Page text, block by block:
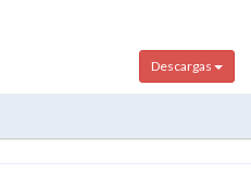
Descargas